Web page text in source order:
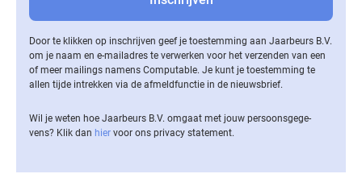
Door te klikken op inschrijven geef je toestemming aan Jaarbeurs B.V.
om je naam en e-mailadres te verwerken voor het verzenden van een
of meer mailings namens Computable. Je kunt je toestemming te
allen tijde intrekken via de af­meld­func­tie in de nieuwsbrief.
Wil je weten hoe Jaarbeurs B.V. omgaat met jouw per­soons­ge­ge­
vens? Klik dan hier voor ons privacy statement.